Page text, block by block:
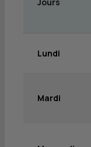
Lundi
Mardi